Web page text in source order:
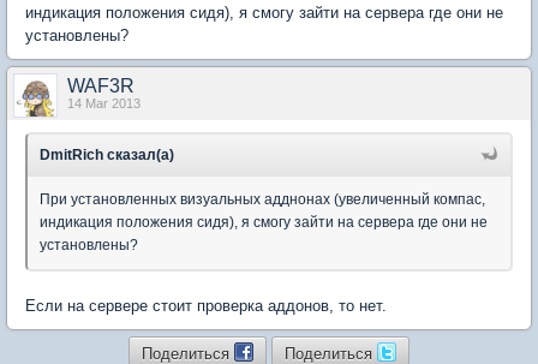
индикация положения сидя), я смогу зайти на сервера где они не
установлены?
WAF3R
14 Mar 2013
DmitRich сказал(а)
При установленных визуальных адднонах (увеличенный компас,
индикация положения сидя), я смогу зайти на сервера где они не
установлены?
Если на сервере стоит проверка аддонов, то нет.
Поделиться Поделиться